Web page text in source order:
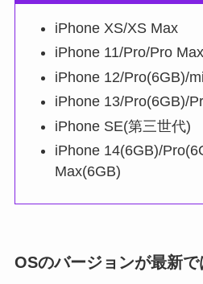
iPhone XS/XS Max
iPhone 11/Pro/Pro Max
iPhone 12/Pro(6GB)/
iPhone 13/Pro(6GB)/
iPhone SE(第三世代)
iPhone 14(6GB)/
Max(6GB)
OSのバージョンが最新で